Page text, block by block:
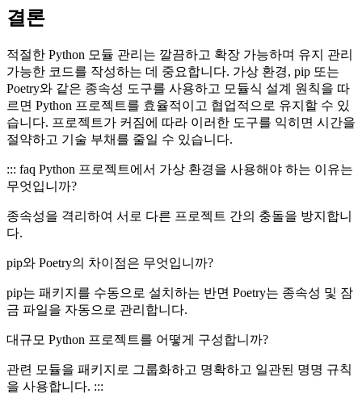
결론
적절한 Python 모듈 관리는 깔끔하고 확장 가능하며 유지 관리
가능한 코드를 작성하는 데 중요합니다. 가상 환경, pip 또는
Poetry와 같은 종속성 도구를 사용하고 모듈식 설계 원칙을 따
르면 Python 프로젝트를 효율적이고 협업적으로 유지할 수 있
습니다. 프로젝트가 커짐에 따라 이러한 도구를 익히면 시간을
절약하고 기술 부채를 줄일 수 있습니다.
::: faq Python 프로젝트에서 가상 환경을 사용해야 하는 이유는
무엇입니까?
종속성을 격리하여 서로 다른 프로젝트 간의 충돌을 방지합니
다.
pip와 Poetry의 차이점은 무엇입니까?
pip는 패키지를 수동으로 설치하는 반면 Poetry는 종속성 및 잠
금 파일을 자동으로 관리합니다.
대규모 Python 프로젝트를 어떻게 구성합니까?
관련 모듈을 패키지로 그룹화하고 명확하고 일관된 명명 규칙
을 사용합니다. :::